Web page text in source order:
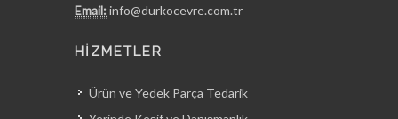
Email: info@durkocevre.com.tr
HİZMETLER
Ürün ve Yedek Parça Tedarik